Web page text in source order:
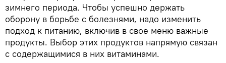
зимнего периода. Чтобы успешно держать
оборону в борьбе с болезнями, надо изменить
подход к питанию, включив в свое меню важные
продукты. Выбор этих продуктов напрямую связан
с содержащимися в них витаминами.